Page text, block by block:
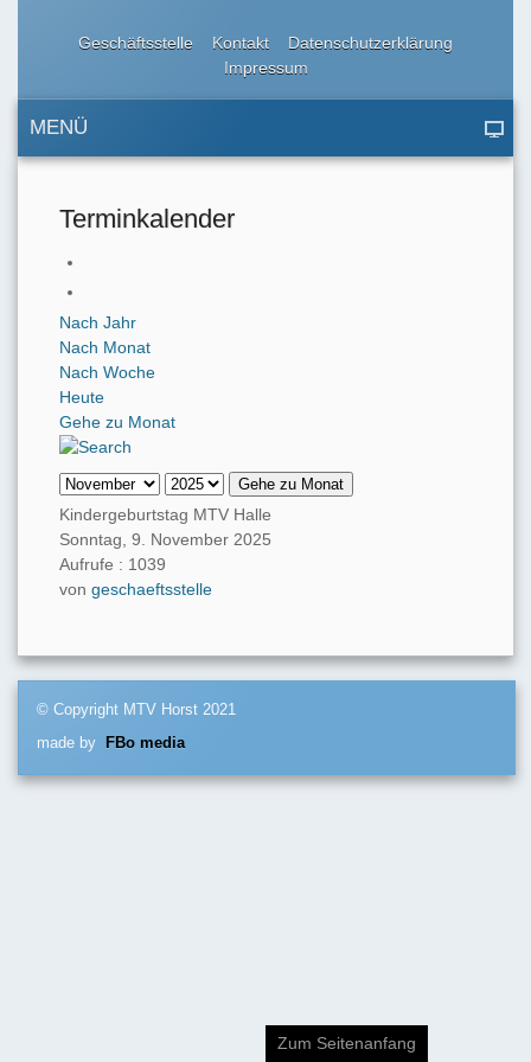
Geschäftsstelle Kontakt
Datenschutzerklärung
Impressum
MENÜ
Terminkalender
Nach Jahr
Nach Monat
Nach Woche
Heute
Gehe zu Monat
Gehe zu Monat
Kindergeburtstag MTV Halle
Sonntag, 9. November 2025
Aufrufe : 1039
von geschaeftsstelle
© Copyright MTV Horst 2021
made by
FBo media
Zum Seitenanfang